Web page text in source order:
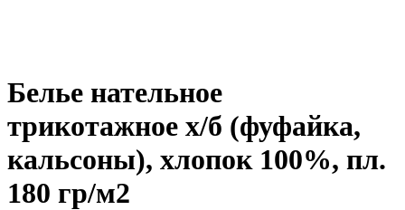
Белье нательное
трикотажное х/б (фуфайка,
кальсоны), хлопок 100%, пл.
180 гр/м2